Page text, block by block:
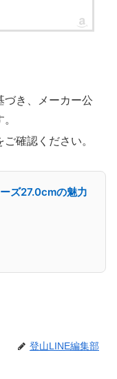
づき、メーカー公
確認ください。
ズ27.0cmの魅力
登山LINE編集部